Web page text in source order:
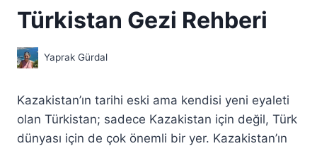
Türkistan Gezi Rehberi
Yaprak Gürdal
Kazakistan’ın tarihi eski ama kendisi yeni eyaleti
olan Türkistan; sadece Kazakistan için değil, Türk
dünyası için de çok önemli bir yer. Kazakistan’ın